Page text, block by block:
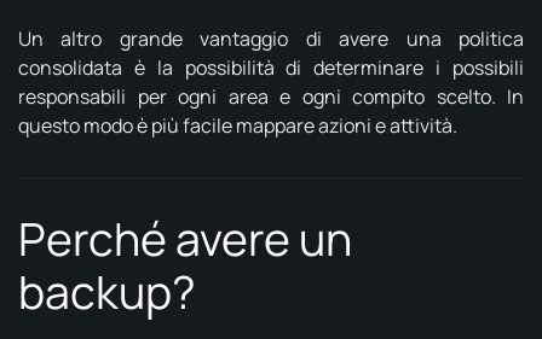
Un altro grande vantaggio di avere una politica
consolidata è la possibilità di determinare i possibili
responsabili per ogni area e ogni compito scelto. In
questo modo è più facile mappare azioni e attività.
Perché avere un
backup?